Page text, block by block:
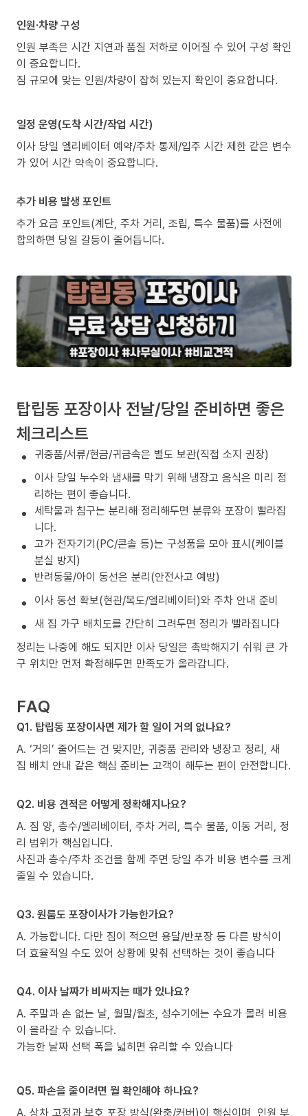
인원·차량 구성
인원 부족은 시간 지연과 품질 저하로 이어질 수 있어 구성 확인
이 중요합니다.
짐 규모에 맞는 인원/차량이 잡혀 있는지 확인이 중요합니다.
일정 운영(도착 시간/작업 시간)
이사 당일 엘리베이터 예약/주차 통제/입주 시간 제한 같은 변수
가 있어 시간 약속이 중요합니다.
추가 비용 발생 포인트
추가 요금 포인트(계단, 주차 거리, 조립, 특수 물품)를 사전에
합의하면 당일 갈등이 줄어듭니다.
탑립동 포장이사 전날/당일 준비하면 좋은
체크리스트
귀중품/서류/현금/귀금속은 별도 보관(직접 소지 권장)
이사 당일 누수와 냄새를 막기 위해 냉장고 음식은 미리 정
리하는 편이 좋습니다.
세탁물과 침구는 분리해 정리해두면 분류와 포장이 빨라집
니다.
고가 전자기기(PC/콘솔 등)는 구성품을 모아 표시(케이블
분실 방지)
반려동물/아이 동선은 분리(안전사고 예방)
이사 동선 확보(현관/복도/엘리베이터)와 주차 안내 준비
새 집 가구 배치도를 간단히 그려두면 정리가 빨라집니다
정리는 나중에 해도 되지만 이사 당일은 촉박해지기 쉬워 큰 가
구 위치만 먼저 확정해두면 만족도가 올라갑니다.
FAQ
Q1. 탑립동 포장이사면 제가 할 일이 거의 없나요?
A. ‘거의’ 줄어드는 건 맞지만, 귀중품 관리와 냉장고 정리, 새
집 배치 안내 같은 핵심 준비는 고객이 해두는 편이 안전합니다.
Q2. 비용 견적은 어떻게 정확해지나요?
A. 짐 양, 층수/엘리베이터, 주차 거리, 특수 물품, 이동 거리, 정
리 범위가 핵심입니다.
사진과 층수/주차 조건을 함께 주면 당일 추가 비용 변수를 크게
줄일 수 있습니다.
Q3. 원룸도 포장이사가 가능한가요?
A. 가능합니다. 다만 짐이 적으면 용달/반포장 등 다른 방식이
더 효율적일 수도 있어 상황에 맞춰 선택하는 것이 좋습니다
Q4. 이사 날짜가 비싸지는 때가 있나요?
A. 주말과 손 없는 날, 월말/월초, 성수기에는 수요가 몰려 비용
이 올라갈 수 있습니다.
가능한 날짜 선택 폭을 넓히면 유리할 수 있습니다
Q5. 파손을 줄이려면 뭘 확인해야 하나요?
A. 상차 고정과 보호 포장 방식(완충/커버)이 핵심이며, 인원 부